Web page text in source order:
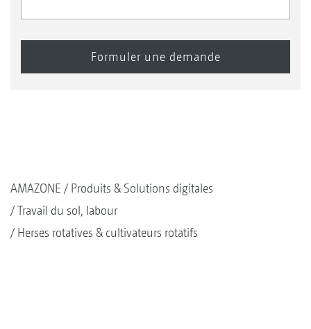
AMAZONE
Produits & Solutions digitales
Travail du sol, labour
Herses rotatives & cultivateurs rotatifs